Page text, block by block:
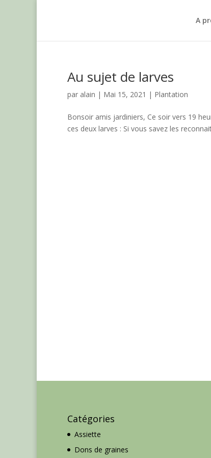
A
Au sujet de larves
par alain | Mai 15, 2021 | Plantation
Bonsoir amis jardiniers, Ce soir vers 19
ces deux larves : Si vous savez les
Catégories
Assiette
Dons de graines